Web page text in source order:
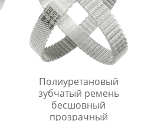
Полиуретановый
зубчатый ремень
бесшовный
прозрачный